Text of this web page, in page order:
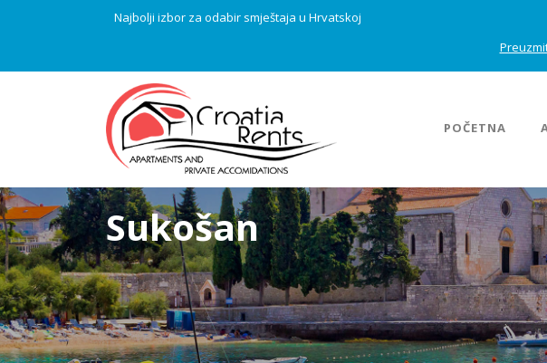
Najbolji izbor za odabir smještaja u Hrvatskoj
POČETNA
Sukošan